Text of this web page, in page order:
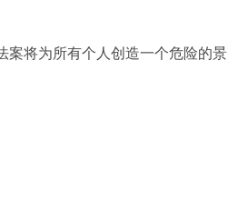
案将为所有个人创造一个危险的景